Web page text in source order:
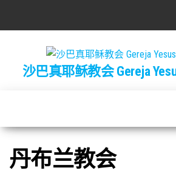
沙巴真耶稣教会 Gereja
丹布兰教会